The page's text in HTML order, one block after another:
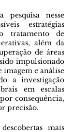
estratégias
tratamento de
além da
de áreas
impulsionado
imagem e análise
a investigação
em escalas
consequência,
precisão.